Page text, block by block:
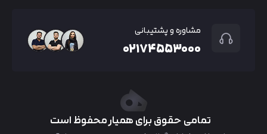
مشاوره و پشتیبانی
۰۲۱۷۴۵۵۳۰۰۰
تمامی حقوق برای همیار محفوظ است